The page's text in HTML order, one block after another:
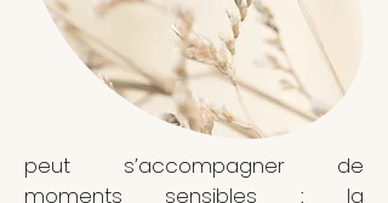
peut s’accompagner de
moments sensibles : la